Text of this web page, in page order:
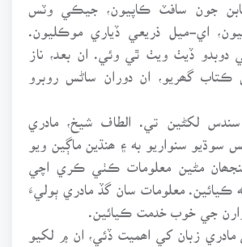
جون سافٽ ڪاپيون، جيڪي وٽس
اي-ميل ذريعي ڏياري موڪليون.
دوبدو ڏيٺ ويٺ ٿي وئي. ان بعد، ناز
ڪتاب گھريو، ان دوران ساڻس روبرو
سندس لکڻين تي. الطاف شيخ، مادري
سوڌيو سنواريو به ۽ ھنڌين ماڳين ويو
مڻين معلومات ڪٺي ڪري اچي
ڪيائين. معلومات سان گڏ مادري ٻوليءَ
وارن جي خوب خدمت ڪيائين.
مادري زبان کي اھميت ڏئي، ان ۾ لکيو